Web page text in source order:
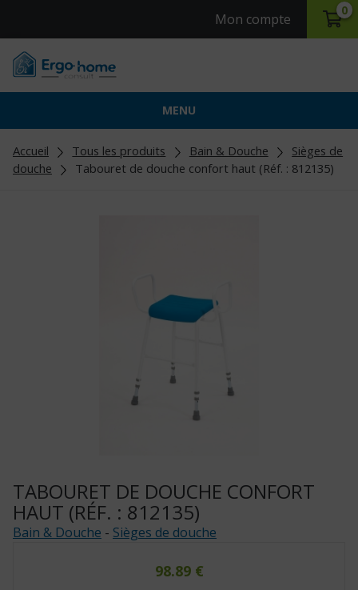
Mon compte
0
MENU
Accueil Tous les produits Bain & Douche
Sièges de
douche
Tabouret de douche confort haut (Réf. : 812135)
TABOURET DE DOUCHE CONFORT
HAUT (RÉF. : 812135)
Bain & Douche - Sièges de douche
98.89 €